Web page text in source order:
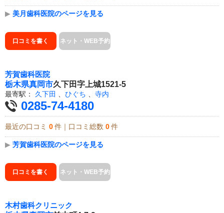
▶ 美月歯科医院のページを見る
口コミを書く ネット・WEB予約
芳賀歯科医院
栃木県真岡市久下田字上城1521-5
最寄駅： 久下田 、 ひぐち 、 寺内
0285-74-4180
最近の口コミ 0 件｜口コミ総数 0 件
▶ 芳賀歯科医院のページを見る
口コミを書く ネット・WEB予約
木村歯科クリニック